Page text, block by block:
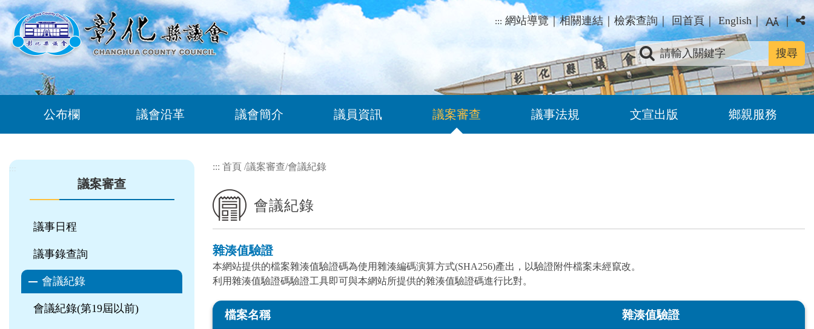
跳到主要內容區塊
::: 網站導覽｜相關連結 ｜ 檢索查詢｜回首頁｜English ｜ ｜
關鍵字查詢
公布欄 議會沿革 議會簡介 議員資訊 議案審查 議事法規 文宣出版 鄉親服務
:::
議案審查
議事日程
議事錄查詢
會議紀錄
會議紀錄(第19屆以前)
::: 首頁 /議案審查/會議紀錄
會議紀錄
雜湊值驗證
本網站提供的檔案雜湊值驗證碼為使用雜湊編碼演算方式(SHA256)產出，以驗證附件檔案未經竄改。
利用雜湊值驗證碼驗證工具即可與本網站所提供的雜湊值驗證碼進行比對。
檔案名稱 雜湊值驗證